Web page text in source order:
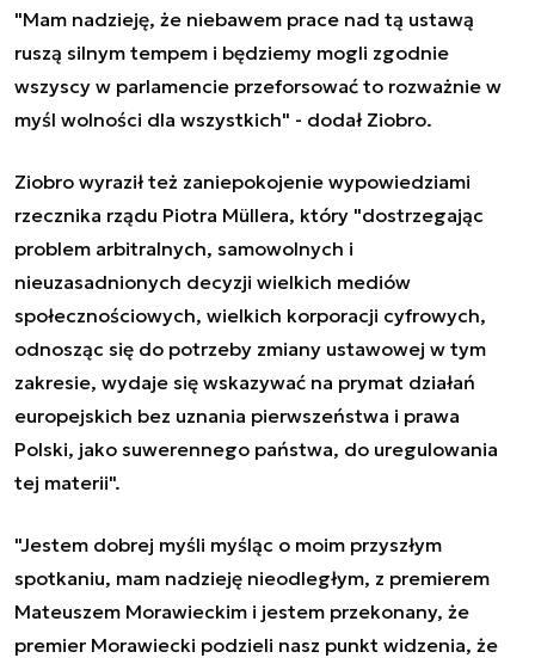
"Mam nadzieję, że niebawem prace nad tą ustawą
ruszą silnym tempem i będziemy mogli zgodnie
wszyscy w parlamencie przeforsować to rozważnie w
myśl wolności dla wszystkich" - dodał Ziobro.
Ziobro wyraził też zaniepokojenie wypowiedziami
rzecznika rządu Piotra Müllera, który "dostrzegając
problem arbitralnych, samowolnych i
nieuzasadnionych decyzji wielkich mediów
społecznościowych, wielkich korporacji cyfrowych,
odnosząc się do potrzeby zmiany ustawowej w tym
zakresie, wydaje się wskazywać na prymat działań
europejskich bez uznania pierwszeństwa i prawa
Polski, jako suwerennego państwa, do uregulowania
tej materii".
"Jestem dobrej myśli myśląc o moim przyszłym
spotkaniu, mam nadzieję nieodległym, z premierem
Mateuszem Morawieckim i jestem przekonany, że
premier Morawiecki podzieli nasz punkt widzenia, że